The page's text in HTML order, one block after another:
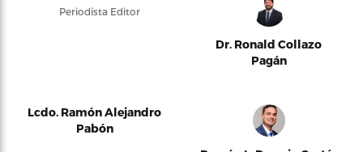
Periodista Editor
Dr. Ronald Collazo
Pagán
Lcdo. Ramón Alejandro
Pabón